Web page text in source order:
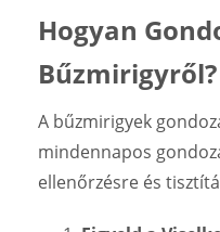
Hogyan
Bűzmirigyről?
A bűzmirigyek
mindennapos
ellenőrzésre és